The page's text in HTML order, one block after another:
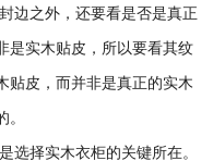
边之外，还要看是否是真正
是实木贴皮，所以要看其纹
贴皮，而并非是真正的实木
选择实木衣柜的关键所在。